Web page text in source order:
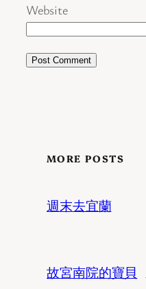
Website
MORE POSTS
週末去宜蘭
故宮南院的寶貝